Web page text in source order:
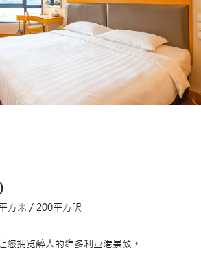
方米 / 200平方呎
您拥览醉人的维多利亚港景致。